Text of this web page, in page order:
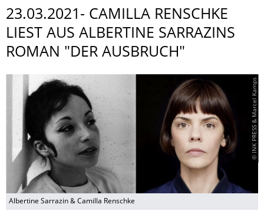
23.03.2021- CAMILLA RENSCHKE
LIEST AUS ALBERTINE SARRAZINS
ROMAN "DER AUSBRUCH"
© INK PRESS & Marcel Kamps
Albertine Sarrazin & Camilla Renschke